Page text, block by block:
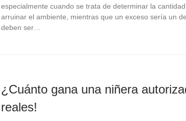
especialmente cuando se trata de determinar la
arruinar el ambiente, mientras que un exceso sería un
deben ser…
¿Cuánto gana una niñera
reales!